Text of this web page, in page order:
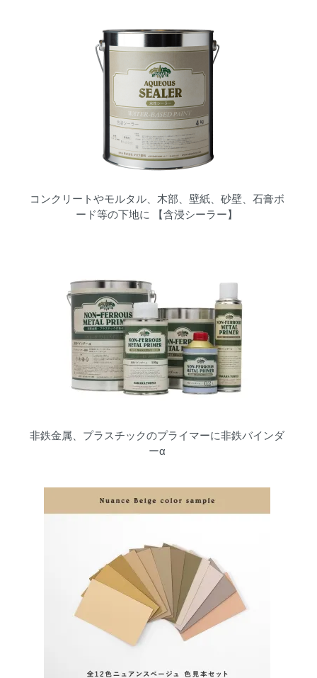
コンクリートやモルタル、木部、壁紙、砂壁、石膏ボ
ード等の下地に 【含浸シーラー】
非鉄金属、プラスチックのプライマーに非鉄バインダ
ーα